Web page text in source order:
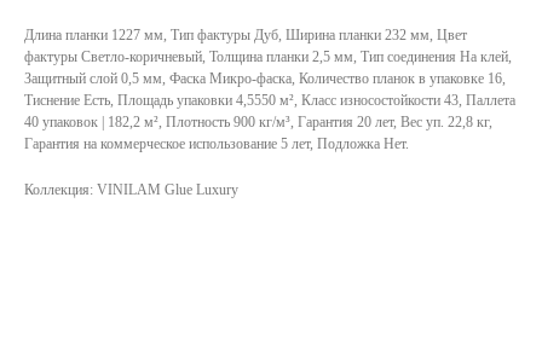
Длина планки 1227 мм, Тип фактуры Дуб, Ширина планки 232 мм, Цвет
фактуры Светло-коричневый, Толщина планки 2,5 мм, Тип соединения На клей,
Защитный слой 0,5 мм, Фаска Микро-фаска, Количество планок в упаковке 16,
Тиснение Есть, Площадь упаковки 4,5550 м², Класс износостойкости 43, Паллета
40 упаковок | 182,2 м², Плотность 900 кг/м³, Гарантия 20 лет, Вес уп. 22,8 кг,
Гарантия на коммерческое использование 5 лет, Подложка Нет.
Коллекция: VINILAM Glue Luxury